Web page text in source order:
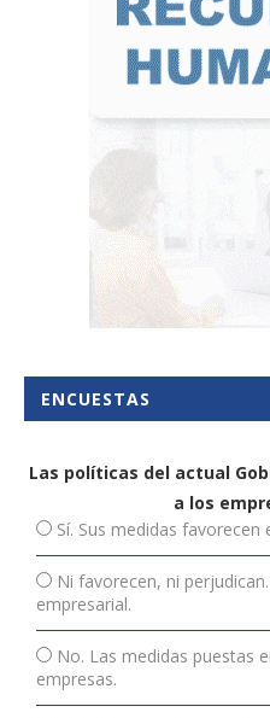
ENCUESTAS
Las políticas del actual
a los
Sí. Sus medidas
Ni favorecen, ni
empresarial.
No. Las medidas puestas
empresas.